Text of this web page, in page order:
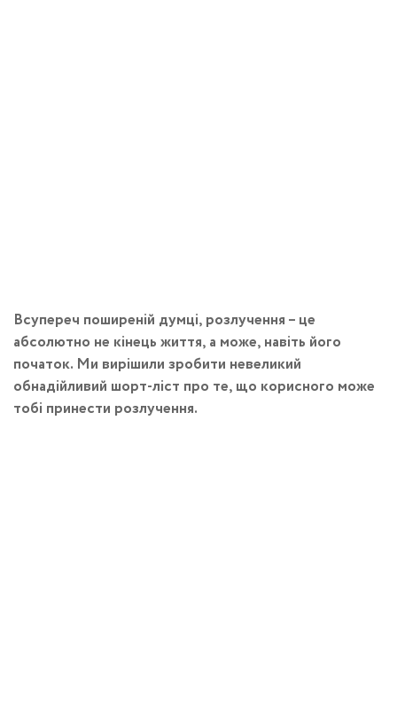
Всупереч поширеній думці, розлучення – це
абсолютно не кінець життя, а може, навіть його
початок. Ми вирішили зробити невеликий
обнадійливий шорт-ліст про те, що корисного може
тобі принести розлучення.